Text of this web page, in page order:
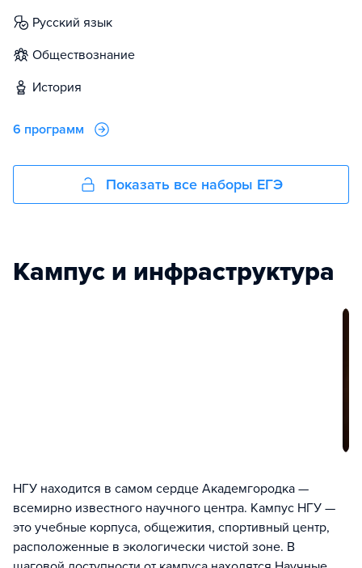
русский язык
обществознание
история
6 программ
Показать все наборы ЕГЭ
Кампус и инфраструктура
НГУ находится в самом сердце Академгородка —
всемирно известного научного центра. Кампус НГУ —
это учебные корпуса, общежития, спортивный центр,
расположенные в экологически чистой зоне. В